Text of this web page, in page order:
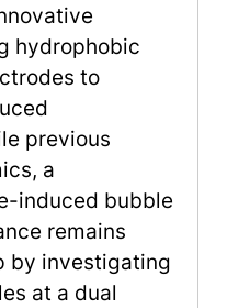
hydrophobic
to
previous
a
induced bubble
remains
by investigating
at a dual